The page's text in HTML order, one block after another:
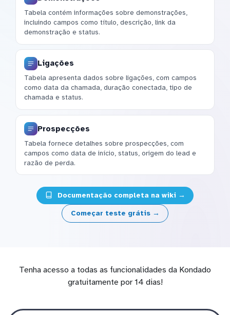
Tabela contém informações sobre demonstrações,
incluindo campos como título, descrição, link da
demonstração e status.
Ligações
Tabela apresenta dados sobre ligações, com campos
como data da chamada, duração conectada, tipo de
chamada e status.
Prospecções
Tabela fornece detalhes sobre prospecções, com
campos como data de início, status, origem do lead e
razão de perda.
Documentação completa na wiki →
Começar teste grátis →
Tenha acesso a todas as funcionalidades da Kondado
gratuitamente por 14 dias!